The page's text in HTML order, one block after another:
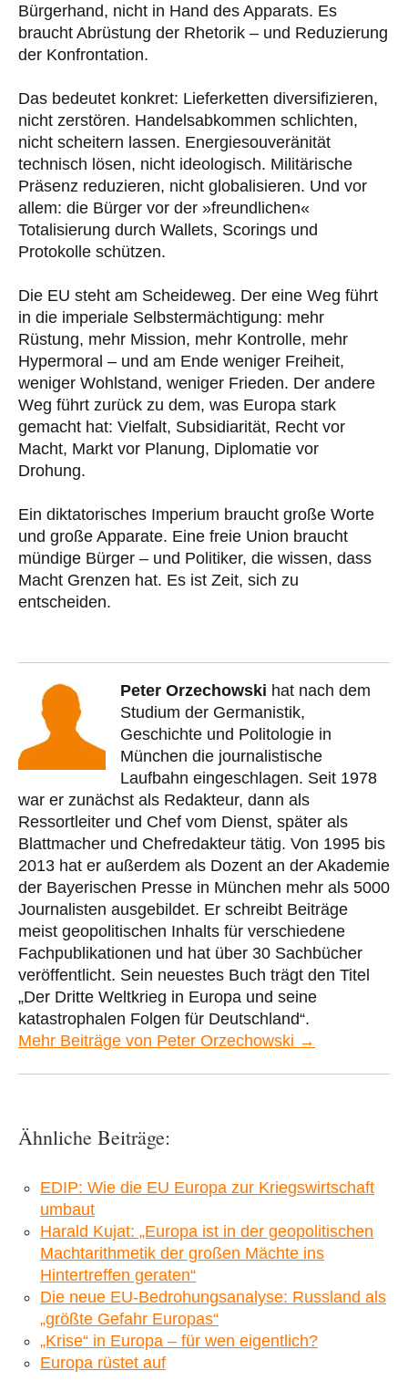
Bürgerhand, nicht in Hand des Apparats. Es
braucht Abrüstung der Rhetorik – und Reduzierung
der Konfrontation.
Das bedeutet konkret: Lieferketten diversifizieren,
nicht zerstören. Handelsabkommen schlichten,
nicht scheitern lassen. Energiesouveränität
technisch lösen, nicht ideologisch. Militärische
Präsenz reduzieren, nicht globalisieren. Und vor
allem: die Bürger vor der »freundlichen«
Totalisierung durch Wallets, Scorings und
Protokolle schützen.
Die EU steht am Scheideweg. Der eine Weg führt
in die imperiale Selbstermächtigung: mehr
Rüstung, mehr Mission, mehr Kontrolle, mehr
Hypermoral – und am Ende weniger Freiheit,
weniger Wohlstand, weniger Frieden. Der andere
Weg führt zurück zu dem, was Europa stark
gemacht hat: Vielfalt, Subsidiarität, Recht vor
Macht, Markt vor Planung, Diplomatie vor
Drohung.
Ein diktatorisches Imperium braucht große Worte
und große Apparate. Eine freie Union braucht
mündige Bürger – und Politiker, die wissen, dass
Macht Grenzen hat. Es ist Zeit, sich zu
entscheiden.
Peter Orzechowski hat nach dem
Studium der Germanistik,
Geschichte und Politologie in
München die journalistische
Laufbahn eingeschlagen. Seit 1978
war er zunächst als Redakteur, dann als
Ressortleiter und Chef vom Dienst, später als
Blattmacher und Chefredakteur tätig. Von 1995 bis
2013 hat er außerdem als Dozent an der Akademie
der Bayerischen Presse in München mehr als 5000
Journalisten ausgebildet. Er schreibt Beiträge
meist geopolitischen Inhalts für verschiedene
Fachpublikationen und hat über 30 Sachbücher
veröffentlicht. Sein neuestes Buch trägt den Titel
„Der Dritte Weltkrieg in Europa und seine
katastrophalen Folgen für Deutschland“.
Mehr Beiträge von Peter Orzechowski →
Ähnliche Beiträge:
EDIP: Wie die EU Europa zur Kriegswirtschaft
umbaut
Harald Kujat: „Europa ist in der geopolitischen
Machtarithmetik der großen Mächte ins
Hintertreffen geraten“
Die neue EU-Bedrohungsanalyse: Russland als
„größte Gefahr Europas“
„Krise“ in Europa – für wen eigentlich?
Europa rüstet auf